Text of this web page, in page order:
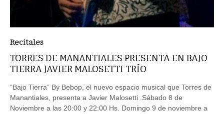
Recitales
TORRES DE MANANTIALES PRESENTA EN BAJO
TIERRA JAVIER MALOSETTI TRÍO
“Bajo Tierra“ By Bebop, el nuevo espacio musical que Torres de
Manantiales, presenta a Javier Malosetti .Sábado 8 de
Noviembre a las 20:00 y 22:00 Hs. Domingo 9 de noviembre a